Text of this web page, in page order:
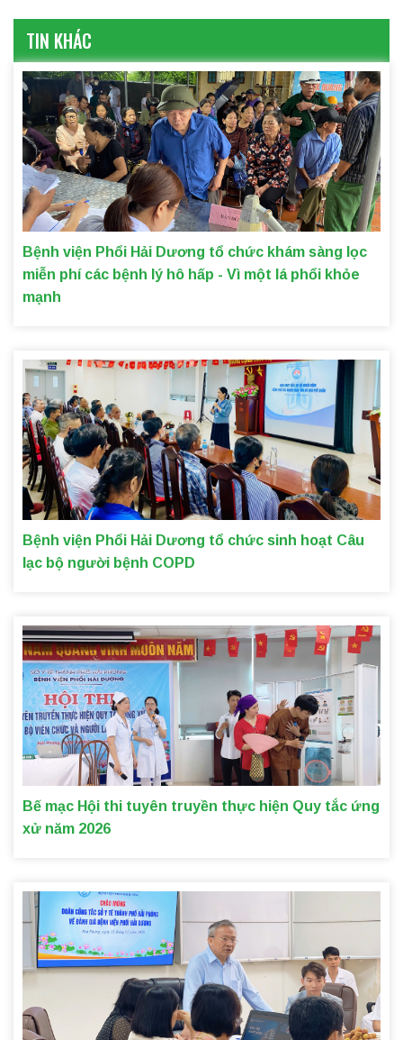
TIN KHÁC
Bệnh viện Phổi Hải Dương tổ chức khám sàng lọc
miễn phí các bệnh lý hô hấp - Vì một lá phổi khỏe
mạnh
Bệnh viện Phổi Hải Dương tổ chức sinh hoạt Câu
lạc bộ người bệnh COPD
Bế mạc Hội thi tuyên truyền thực hiện Quy tắc ứng
xử năm 2026